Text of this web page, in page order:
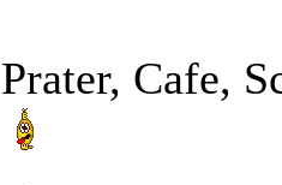
Prater, Cafe,